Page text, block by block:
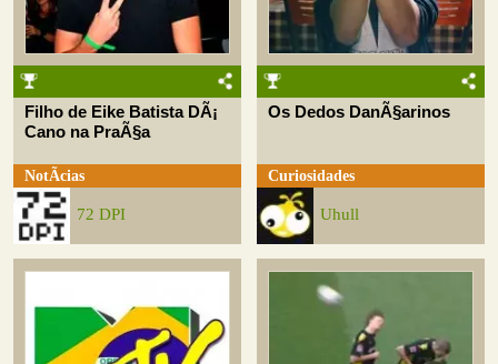
Filho de Eike Batista DÃ¡
Cano na PraÃ§a
NotÃ­cias
72 DPI
Os Dedos DanÃ§arinos
Curiosidades
Uhull